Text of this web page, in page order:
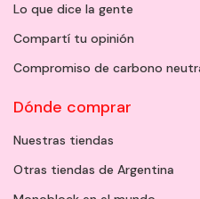
Lo que dice la gente
Compartí tu opinión
Compromiso de carbono
Dónde comprar
Nuestras tiendas
Otras tiendas de Argentina